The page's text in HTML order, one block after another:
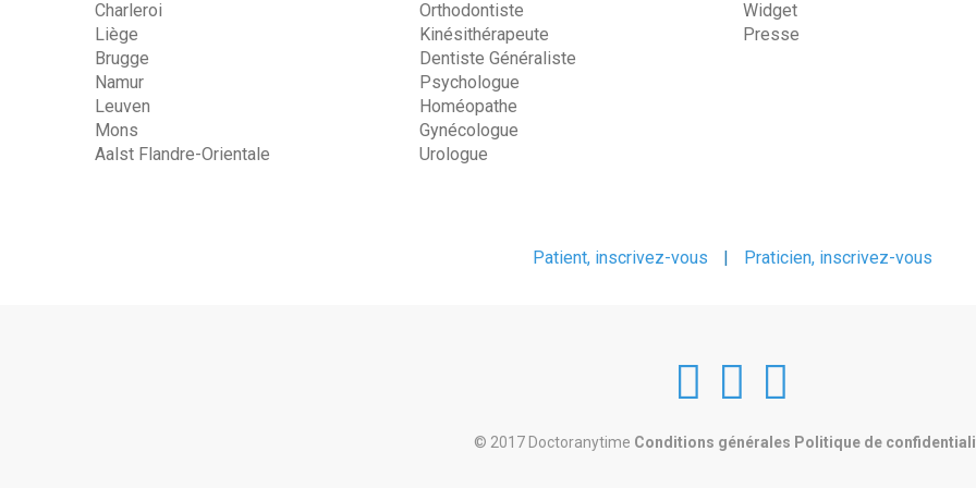
Charleroi
Liège
Brugge
Namur
Leuven
Mons
Aalst Flandre-Orientale
Orthodontiste
Kinésithérapeute
Dentiste Généraliste
Psychologue
Homéopathe
Gynécologue
Urologue
Widget
Presse
Patient, inscrivez-vous Praticien, inscrivez-vous
DoctorAnyTime
atatat
© 2017 Doctoranytime Conditions générales Politique de